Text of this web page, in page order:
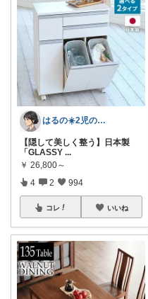
はるの☀️2児のママ𓂃◌𓈒𓐍
【隠して美しく整う】日本製
「GLASSY ...
￥ 26,800～
4 2 994
コレ いいね